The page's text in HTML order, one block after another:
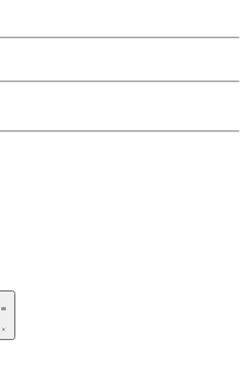
Открыть меню